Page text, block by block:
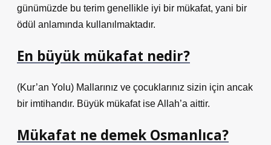
günümüzde bu terim genellikle iyi bir mükafat, yani bir
ödül anlamında kullanılmaktadır.
En büyük mükafat nedir?
(Kur’an Yolu) Mallarınız ve çocuklarınız sizin için ancak
bir imtihandır. Büyük mükafat ise Allah’a aittir.
Mükafat ne demek Osmanlıca?